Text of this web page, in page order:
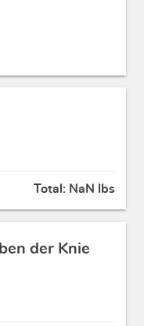
Total: NaN lbs
der Knie